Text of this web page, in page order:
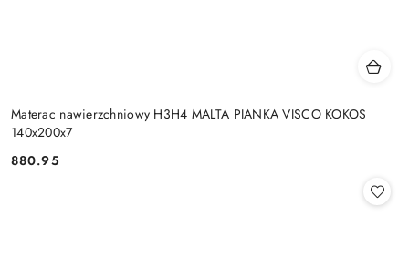
Materac nawierzchniowy H3H4 MALTA PIANKA VISCO KOKOS
140x200x7
Cena:
880.95